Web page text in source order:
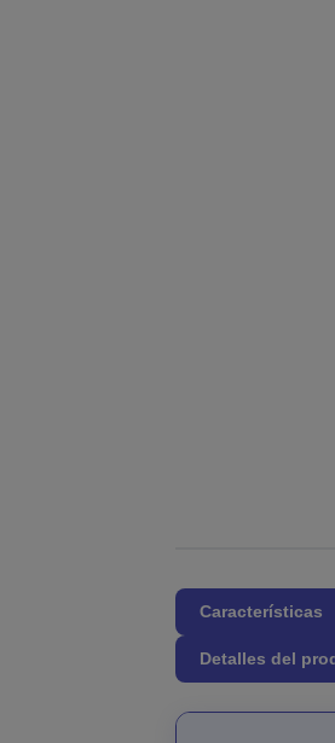
Características
Detalles del